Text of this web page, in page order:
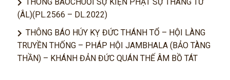
(ÂL)(PL.2566 – DL.2022)
THÔNG BÁO HÚY KỴ ĐỨC THÁNH TỔ – HỘI LÀNG
TRUYỀN THỐNG – PHÁP HỘI JAMBHALA (BẢO TÀNG
THẦN) – KHÁNH ĐẢN ĐỨC QUÁN THẾ ÂM BỒ TÁT